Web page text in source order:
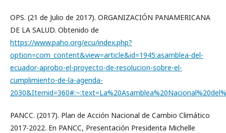
OPS. (21 de Julio de 2017). ORGANIZACIÓN PANAMERICANA
DE LA SALUD. Obtenido de
https://www.paho.org/ecu/index.php?
option=com_content&view=article&id=1945:asamblea-del-
ecuador-aprobo-el-proyecto-de-resolucion-sobre-el-
cumplimiento-de-la-agenda-
PANCC. (2017). Plan de Acción Nacional de Cambio Climático
2017-2022. En PANCC, Presentación Presidenta Michelle